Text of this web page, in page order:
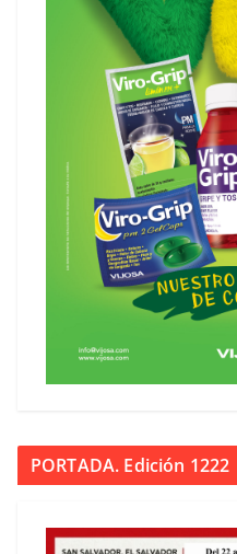
PORTADA. Edición 1222